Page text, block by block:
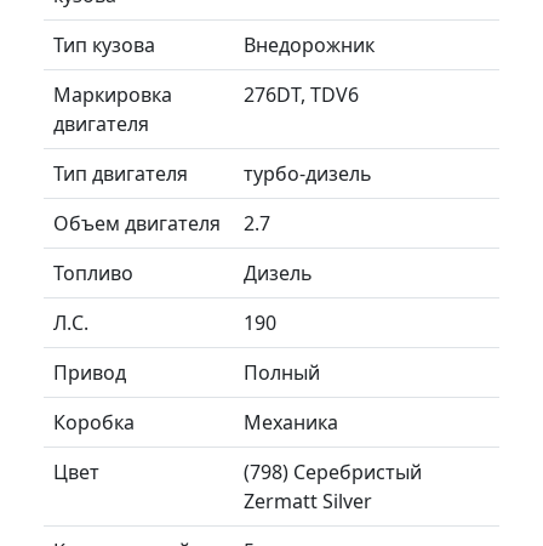
Тип кузова
Внедорожник
Маркировка
двигателя
276DT, TDV6
Тип двигателя
турбо-дизель
Объем двигателя
2.7
Топливо
Дизель
Л.C.
190
Привод
Полный
Коробка
Механика
Цвет
(798) Серебристый
Zermatt Silver